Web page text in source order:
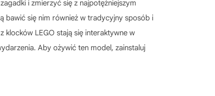
i zmierzyć się z najpotężniejszym
bawić się nim również w tradycyjny sposób i
klocków LEGO stają się interaktywne w
Aby ożywić ten model, zainstaluj